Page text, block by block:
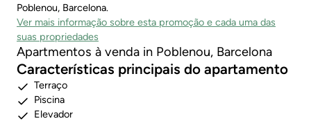
Poblenou, Barcelona.
Ver mais informação sobre esta promoção e cada uma das
suas propriedades
Apartmentos à venda in Poblenou, Barcelona
Características principais do apartamento
Terraço
Piscina
Elevador